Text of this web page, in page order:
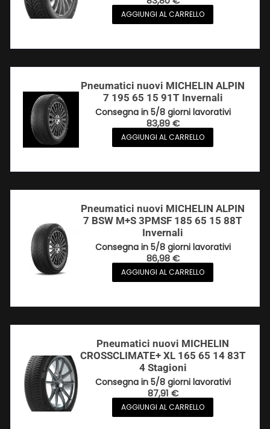
AGGIUNGI AL CARRELLO
Pneumatici nuovi MICHELIN ALPIN
7 195 65 15 91T Invernali
Consegna in 5/8 giorni lavorativi
83,89€
AGGIUNGI AL CARRELLO
Pneumatici nuovi MICHELIN ALPIN
7 BSW M+S 3PMSF 185 65 15 88T
Invernali
Consegna in 5/8 giorni lavorativi
86,98€
AGGIUNGI AL CARRELLO
Pneumatici nuovi MICHELIN
CROSSCLIMATE+ XL 165 65 14 83T
4 Stagioni
Consegna in 5/8 giorni lavorativi
87,91 €
AGGIUNGI AL CARRELLO